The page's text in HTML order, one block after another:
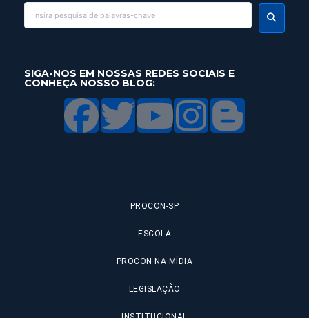
SIGA-NOS EM NOSSAS REDES SOCIAIS E
CONHEÇA NOSSO BLOG:
PROCON-SP
ESCOLA
PROCON NA MÍDIA
LEGISLAÇÃO